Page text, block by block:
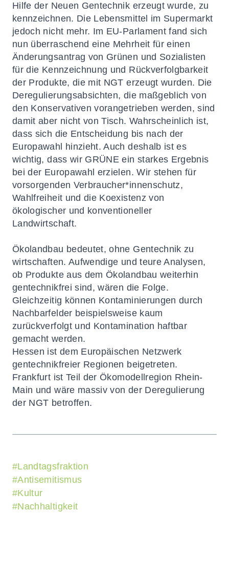
Hilfe der Neuen Gentechnik erzeugt wurde, zu
kennzeichnen. Die Lebensmittel im Supermarkt
jedoch nicht mehr. Im EU-Parlament fand sich
nun überraschend eine Mehrheit für einen
Änderungsantrag von Grünen und Sozialisten
für die Kennzeichnung und Rückverfolgbarkeit
der Produkte, die mit NGT erzeugt wurden. Die
Deregulierungsabsichten, die maßgeblich von
den Konservativen vorangetrieben werden, sind
damit aber nicht von Tisch. Wahrscheinlich ist,
dass sich die Entscheidung bis nach der
Europawahl hinzieht. Auch deshalb ist es
wichtig, dass wir GRÜNE ein starkes Ergebnis
bei der Europawahl erzielen. Wir stehen für
vorsorgenden Verbraucher*innenschutz,
Wahlfreiheit und die Koexistenz von
ökologischer und konventioneller
Landwirtschaft.
Ökolandbau bedeutet, ohne Gentechnik zu
wirtschaften. Aufwendige und teure Analysen,
ob Produkte aus dem Ökolandbau weiterhin
gentechnikfrei sind, wären die Folge.
Gleichzeitig können Kontaminierungen durch
Nachbarfelder beispielsweise kaum
zurückverfolgt und Kontamination haftbar
gemacht werden.
Hessen ist dem Europäischen Netzwerk
gentechnikfreier Regionen beigetreten.
Frankfurt ist Teil der Ökomodellregion Rhein-
Main und wäre massiv von der Deregulierung
der NGT betroffen.
#Landtagsfraktion
#Antisemitismus
#Kultur
#Nachhaltigkeit